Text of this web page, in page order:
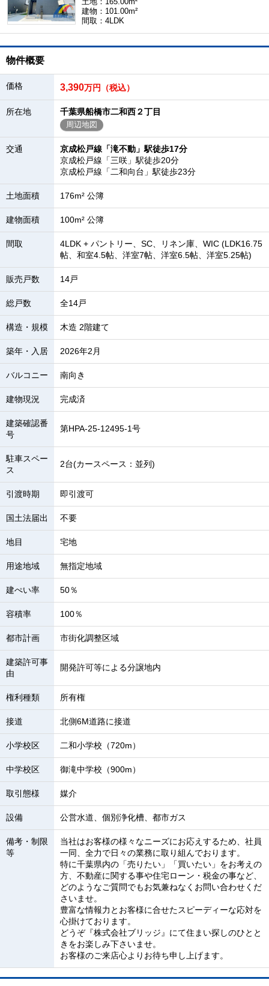
建物：101.00m²
間取：4LDK
物件概要
価格 3,390万円（税込）
所在地 千葉県船橋市二和西２丁目
周辺地図
交通
京成松戸線「滝不動」駅徒歩17分
京成松戸線「三咲」駅徒歩20分
京成松戸線「二和向台」駅徒歩23分
土地面積 176m² 公簿
建物面積 100m² 公簿
間取
4LDK + パントリー、SC、リネン庫、WIC (LDK16.75
帖、和室4.5帖、洋室7帖、洋室6.5帖、洋室5.25帖)
販売戸数 14戸
総戸数 全14戸
構造・規模 木造 2階建て
築年・入居 2026年2月
バルコニー 南向き
建物現況 完成済
建築確認番
号
第HPA-25-12495-1号
駐車スペー
ス
2台(カースペース：並列)
引渡時期 即引渡可
国土法届出 不要
地目 宅地
用途地域 無指定地域
建ぺい率 50％
容積率 100％
都市計画 市街化調整区域
建築許可事
由
開発許可等による分譲地内
権利種類 所有権
接道 北側6M道路に接道
小学校区 二和小学校（720m）
中学校区 御滝中学校（900m）
取引態様 媒介
設備 公営水道、個別浄化槽、都市ガス
備考・制限
等
当社はお客様の様々なニーズにお応えするため、社員
一同、全力で日々の業務に取り組んでおります。
特に千葉県内の「売りたい」「買いたい」をお考えの
方、不動産に関する事や住宅ローン・税金の事など、
どのようなご質問でもお気兼ねなくお問い合わせくだ
さいませ。
豊富な情報力とお客様に合せたスピーディーな応対を
心掛けております。
どうぞ『株式会社ブリッジ』にて住まい探しのひとと
きをお楽しみ下さいませ。
お客様のご来店心よりお待ち申し上げます。